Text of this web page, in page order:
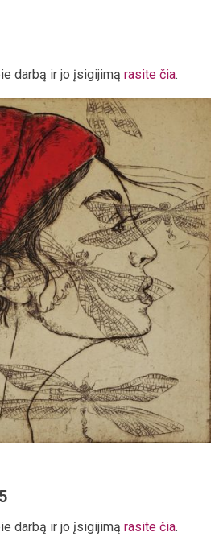
darbą ir jo įsigijimą rasite čia.
darbą ir jo įsigijimą rasite čia.